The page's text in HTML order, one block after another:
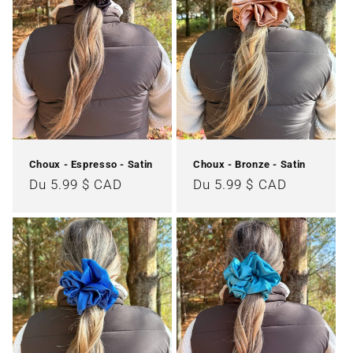
Choux - Espresso - Satin
Prix
Du 5.99 $ CAD
Choux - Bronze - Satin
Prix
Du 5.99 $ CAD